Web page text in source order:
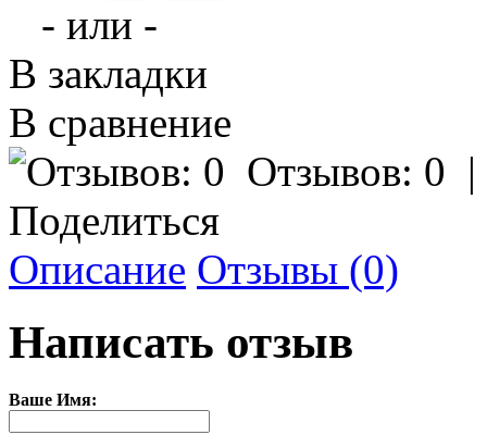
- или -
В закладки
В сравнение
Отзывов: 0
Поделиться
Описание Отзывы (0)
Написать отзыв
Ваше Имя: